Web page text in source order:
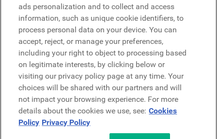
Microsoft
Demo anfragen
Demo anfragen
Kontakt
Kontakt
ads personalization and to collect and access
information, such as unique cookie identifiers, to
process personal data on your device. You can
accept, reject, or manage your preferences,
including your right to object to processing based
on legitimate interests, by clicking below or
visiting our privacy policy page at any time. Your
choices will be shared with our partners and will
not impact your browsing experience. For more
details about the cookies we use, see: Cookies
Policy Privacy Policy